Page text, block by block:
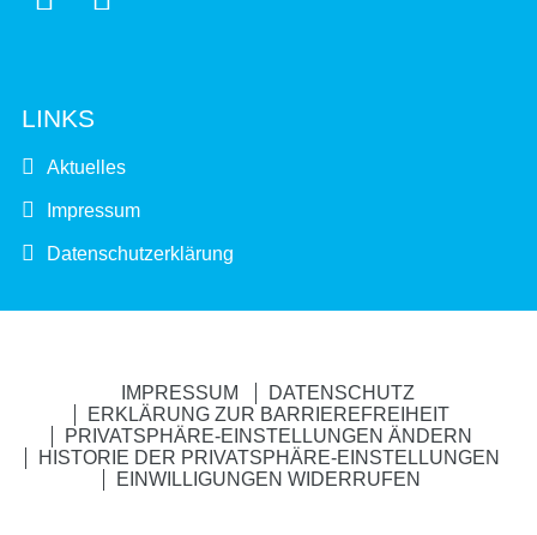
LINKS
Aktuelles
Impressum
Datenschutzerklärung
IMPRESSUM
DATENSCHUTZ
ERKLÄRUNG ZUR BARRIEREFREIHEIT
PRIVATSPHÄRE-EINSTELLUNGEN ÄNDERN
HISTORIE DER PRIVATSPHÄRE-EINSTELLUNGEN
EINWILLIGUNGEN WIDERRUFEN